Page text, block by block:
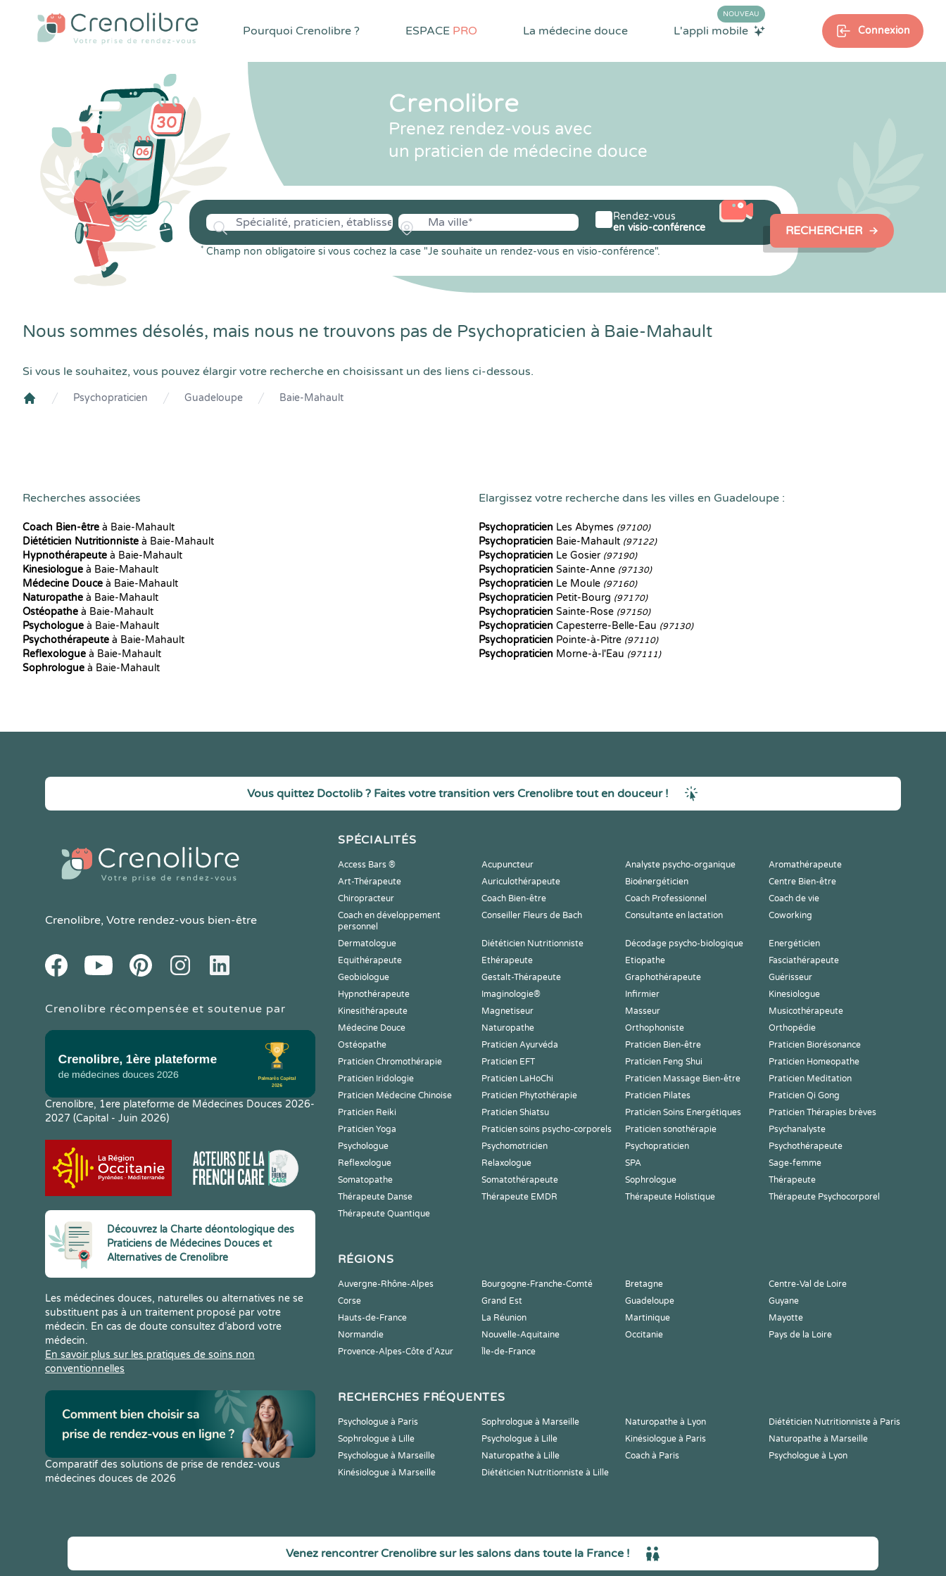
Pourquoi Crenolibre ? ESPACE PRO La médecine douce L'appli mobile
NOUVEAU
Connexion
Crenolibre
Prenez rendez-vous avec
un praticien de médecine douce
* Champ non obligatoire si vous cochez la case "Je souhaite un rendez-vous en visio-conférence".
Rendez-vous
en visio-conférence
RECHERCHER
Nous sommes désolés, mais nous ne trouvons pas de Psychopraticien à Baie-Mahault
Si vous le souhaitez, vous pouvez élargir votre recherche en choisissant un des liens ci-dessous.
Psychopraticien Guadeloupe Baie-Mahault
Recherches associées
Coach Bien-être à Baie-Mahault
Diététicien Nutritionniste à Baie-Mahault
Hypnothérapeute à Baie-Mahault
Kinesiologue à Baie-Mahault
Médecine Douce à Baie-Mahault
Naturopathe à Baie-Mahault
Ostéopathe à Baie-Mahault
Psychologue à Baie-Mahault
Psychothérapeute à Baie-Mahault
Reflexologue à Baie-Mahault
Sophrologue à Baie-Mahault
Elargissez votre recherche dans les villes en Guadeloupe :
Psychopraticien Les Abymes (97100)
Psychopraticien Baie-Mahault (97122)
Psychopraticien Le Gosier (97190)
Psychopraticien Sainte-Anne (97130)
Psychopraticien Le Moule (97160)
Psychopraticien Petit-Bourg (97170)
Psychopraticien Sainte-Rose (97150)
Psychopraticien Capesterre-Belle-Eau (97130)
Psychopraticien Pointe-à-Pitre (97110)
Psychopraticien Morne-à-l'Eau (97111)
Vous quittez Doctolib ? Faites votre transition vers Crenolibre tout en douceur !
Crenolibre, Votre rendez-vous bien-être
FacebookYoutube PinteresetInstagramLinkedIn
Crenolibre récompensée et soutenue par
Crenolibre, 1ere plateforme de Médecines Douces 2026-
2027 (Capital - Juin 2026)
Découvrez la Charte déontologique des
Praticiens de Médecines Douces et
Alternatives de Crenolibre
Les médecines douces, naturelles ou alternatives ne se
substituent pas à un traitement proposé par votre
médecin. En cas de doute consultez d’abord votre
médecin.
En savoir plus sur les pratiques de soins non
conventionnelles
Comparatif des solutions de prise de rendez-vous
médecines douces de 2026
SPÉCIALITÉS
Access Bars ® Acupuncteur Analyste psycho-organique
Aromathérapeute
Art-Thérapeute
Auriculothérapeute Bioénergéticien
Centre Bien-être
Chiropracteur
Coach Bien-être Coach Professionnel
Coach de vie
Coach en développement
personnel
Conseiller Fleurs de Bach Consultante en lactation Coworking
Dermatologue Diététicien Nutritionniste Décodage psycho-biologique
Energéticien
Equithérapeute
Ethérapeute Etiopathe
Fasciathérapeute
Geobiologue
Gestalt-Thérapeute Graphothérapeute
Guérisseur
Hypnothérapeute
Imaginologie® Infirmier
Kinesiologue
Kinesithérapeute
Magnetiseur Masseur
Musicothérapeute
Médecine Douce
Naturopathe Orthophoniste
Orthopédie
Ostéopathe
Praticien Ayurvéda Praticien Bien-être
Praticien Biorésonance
Praticien Chromothérapie
Praticien EFT Praticien Feng Shui
Praticien Homeopathe
Praticien Iridologie
Praticien LaHoChi Praticien Massage Bien-être
Praticien Meditation
Praticien Médecine Chinoise
Praticien Phytothérapie Praticien Pilates
Praticien Qi Gong
Praticien Reiki
Praticien Shiatsu Praticien Soins Energétiques
Praticien Thérapies brèves
Praticien Yoga
Praticien soins psycho-corporels Praticien sonothérapie
Psychanalyste
Psychologue
Psychomotricien Psychopraticien
Psychothérapeute
Reflexologue
Relaxologue SPA
Sage-femme
Somatopathe
Somatothérapeute Sophrologue
Thérapeute
Thérapeute Danse
Thérapeute EMDR Thérapeute Holistique
Thérapeute Psychocorporel
Thérapeute Quantique
RÉGIONS
Auvergne-Rhône-Alpes Bourgogne-Franche-Comté Bretagne
Centre-Val de Loire
Corse
Grand Est Guadeloupe
Guyane
Hauts-de-France
La Réunion Martinique
Mayotte
Normandie
Nouvelle-Aquitaine Occitanie
Pays de la Loire
Provence-Alpes-Côte d'Azur
Île-de-France
RECHERCHES FRÉQUENTES
Psychologue à Paris Sophrologue à Marseille Naturopathe à Lyon
Diététicien Nutritionniste à Paris
Sophrologue à Lille
Psychologue à Lille Kinésiologue à Paris
Naturopathe à Marseille
Psychologue à Marseille
Naturopathe à Lille Coach à Paris
Psychologue à Lyon
Kinésiologue à Marseille
Diététicien Nutritionniste à Lille
Venez rencontrer Crenolibre sur les salons dans toute la France !